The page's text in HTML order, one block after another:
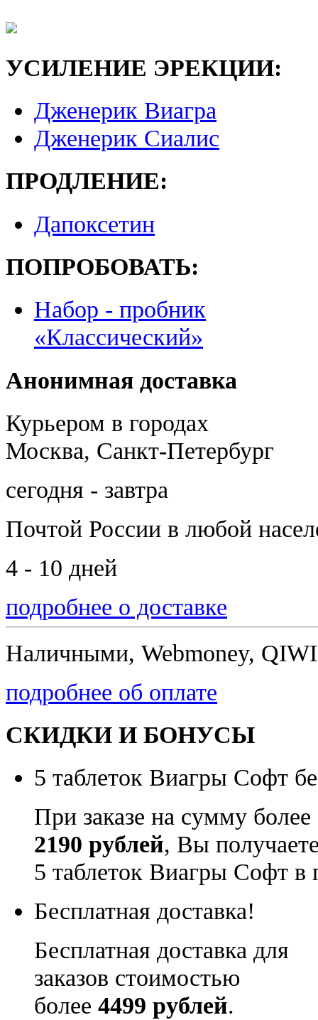
УСИЛЕНИЕ ЭРЕКЦИИ:
Дженерик Виагра
Дженерик Сиалис
ПРОДЛЕНИЕ:
Дапоксетин
ПОПРОБОВАТЬ:
Набор - пробник
«Классический»
Анонимная доставка
Курьером в городах
Москва, Санкт-Петербург
сегодня - завтра
Почтой России в любой
4 - 10 дней
подробнее о доставке
Наличными, Webmoney,
подробнее об оплате
СКИДКИ И БОНУСЫ
5 таблеток Виагры Софт
При заказе на сумму более
2190 рублей, Вы
5 таблеток Виагры Софт в
Бесплатная доставка!
Бесплатная доставка для
заказов стоимостью
более 4499 рублей.